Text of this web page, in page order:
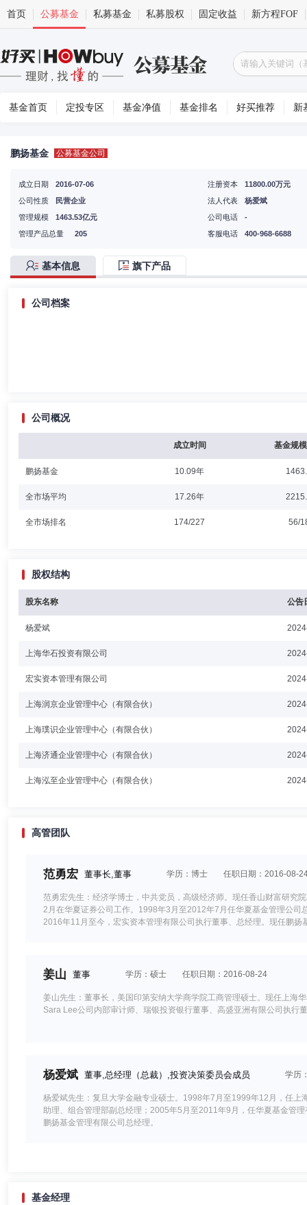
首页 公募基金 私募基金 私募股权 固定收益 新方程FOF
基金首页 定投专区 基金净值 基金排名 好买推荐 新
鹏扬基金 公募基金公司
成立日期
2016-07-06
公司性质
民营企业
注册资本
11800.00万元
法人代表
杨爱斌
管理规模
1463.53亿元
管理产品总量
205
公司电话
-
客服电话
400-968-6688
基本信息 旗下产品
公司档案
公司概况
成立时间 基金规
鹏扬基金 10.09年
全市场平均 17.26年
全市场排名 174/227 56/
股权结构
股东名称 公告
杨爱斌
上海华石投资有限公司
宏实资本管理有限公司
上海润京企业管理中心（有限合伙）
上海璞识企业管理中心（有限合伙）
上海济通企业管理中心（有限合伙）
上海泓至企业管理中心（有限合伙）
高管团队
范勇宏 董事长,董事 学历：博士 任职日期：2016-08-
范勇宏先生：经济学博士，中共党员，高级经济师。现任香山财富研
2月在华夏证券公司工作。1998年3月至2012年7月任华夏基金管理公
2016年11月至今，宏实资本管理有限公司执行董事、总经理。现任鹏扬
姜山 董事 学历：硕士 任职日期：2016-08-24
姜山先生：董事长，美国印第安纳大学商学院工商管理硕士。现任上海
Sara Lee公司内部审计师、瑞银投资银行董事、高盛亚洲有限公司执行
杨爱斌 董事,总经理（总裁）,投资决策委员会成员 学历
杨爱斌先生：复旦大学金融专业硕士。1998年7月至1999年12月，任
助理、组合管理部副总经理；2005年5月至2011年9月，任华夏基金管
鹏扬基金管理有限公司总经理。
董克用先生：独立董事，中国人民大学经济学博士。现任中国人民大学
基金经理